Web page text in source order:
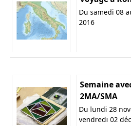
Du samedi 08
2016
Semaine
2MA/SMA
Du lundi 28
vendredi 02